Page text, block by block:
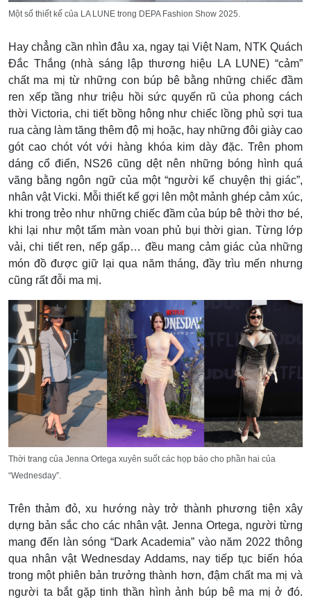
Một số thiết kế của LA LUNE trong DEPA Fashion Show 2025.
Hay chẳng cần nhìn đâu xa, ngay tại Việt Nam, NTK Quách
Đắc Thắng (nhà sáng lập thương hiệu LA LUNE) “cảm”
chất ma mị từ những con búp bê bằng những chiếc đầm
ren xếp tầng như triệu hồi sức quyến rũ của phong cách
thời Victoria, chi tiết bồng hông như chiếc lồng phủ sợi tua
rua càng làm tăng thêm độ mị hoặc, hay những đôi giày cao
gót cao chót vót với hàng khóa kim dày đặc. Trên phom
dáng cổ điển, NS26 cũng dệt nên những bóng hình quá
vãng bằng ngôn ngữ của một “người kể chuyện thị giác”,
nhân vật Vicki. Mỗi thiết kế gợi lên một mảnh ghép cảm xúc,
khi trong trẻo như những chiếc đầm của búp bê thời thơ bé,
khi lại như một tấm màn voan phủ bụi thời gian. Từng lớp
vải, chi tiết ren, nếp gấp… đều mang cảm giác của những
món đồ được giữ lại qua năm tháng, đầy trìu mến nhưng
cũng rất đỗi ma mị.
Thời trang của Jenna Ortega xuyên suốt các họp báo cho phần hai của
“Wednesday”.
Trên thảm đỏ, xu hướng này trở thành phương tiện xây
dựng bản sắc cho các nhân vật. Jenna Ortega, người từng
mang đến làn sóng “Dark Academia” vào năm 2022 thông
qua nhân vật Wednesday Addams, nay tiếp tục biến hóa
trong một phiên bản trưởng thành hơn, đậm chất ma mị và
người ta bắt gặp tinh thần hình ảnh búp bê ma mị ở đó.